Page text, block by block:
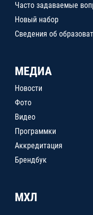
Часто задаваемые
Новый набор
Сведения об
МЕДИА
Новости
Фото
Видео
Программки
Аккредитация
Брендбук
МХЛ